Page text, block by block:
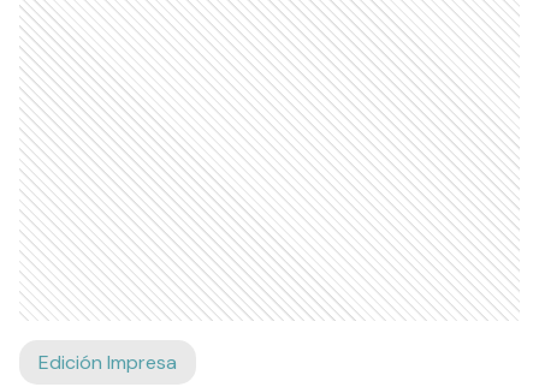
Edición Impresa